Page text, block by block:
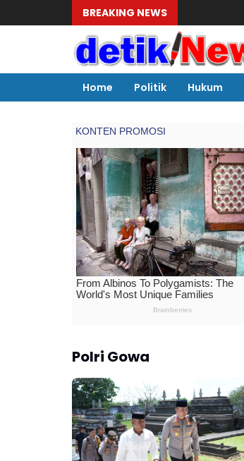
BREAKING NEWS
Home
Politik Hukum
Polri Gowa